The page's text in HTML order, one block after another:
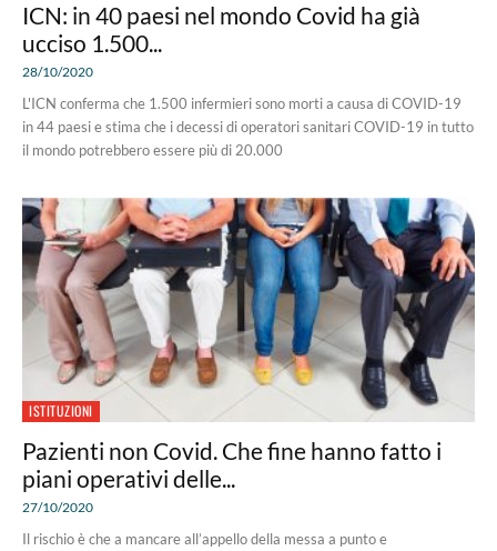
ICN: in 40 paesi nel mondo Covid ha già
ucciso 1.500...
28/10/2020
L'ICN conferma che 1.500 infermieri sono morti a causa di COVID-19
in 44 paesi e stima che i decessi di operatori sanitari COVID-19 in tutto
il mondo potrebbero essere più di 20.000
ISTITUZIONI
Pazienti non Covid. Che fine hanno fatto i
piani operativi delle...
27/10/2020
Il rischio è che a mancare all’appello della messa a punto e